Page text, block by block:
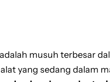
musuh terbesar
yang sedang dalam